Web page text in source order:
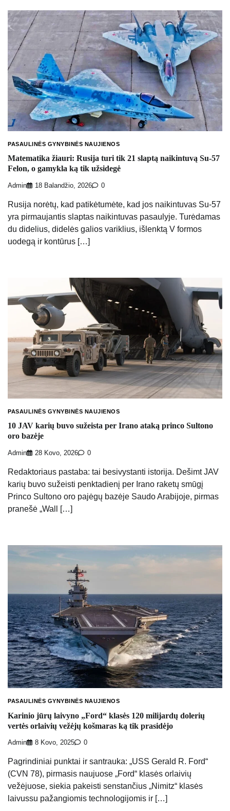
PASAULINĖS GYNYBINĖS NAUJIENOS
Matematika žiauri: Rusija turi tik 21 slaptą naikintuvą Su-57
Felon, o gamykla ką tik užsidegė
Admin 18 Balandžio, 2026 0
Rusija norėtų, kad patikėtumėte, kad jos naikintuvas Su-57
yra pirmaujantis slaptas naikintuvas pasaulyje. Turėdamas
du didelius, didelės galios variklius, išlenktą V formos
uodegą ir kontūrus […]
PASAULINĖS GYNYBINĖS NAUJIENOS
10 JAV karių buvo sužeista per Irano ataką princo Sultono
oro bazėje
Admin 28 Kovo, 2026 0
Redaktoriaus pastaba: tai besivystanti istorija. Dešimt JAV
karių buvo sužeisti penktadienį per Irano raketų smūgį
Princo Sultono oro pajėgų bazėje Saudo Arabijoje, pirmas
pranešė „Wall […]
PASAULINĖS GYNYBINĖS NAUJIENOS
Karinio jūrų laivyno „Ford“ klasės 120 milijardų dolerių
vertės orlaivių vežėjų košmaras ką tik prasidėjo
Admin 8 Kovo, 2025 0
Pagrindiniai punktai ir santrauka: „USS Gerald R. Ford“
(CVN 78), pirmasis naujuose „Ford“ klasės orlaivių
vežėjuose, siekia pakeisti senstančius „Nimitz“ klasės
laivussu pažangiomis technologijomis ir […]